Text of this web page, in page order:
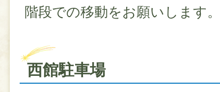
階段での移動をお願いします
西館駐車場